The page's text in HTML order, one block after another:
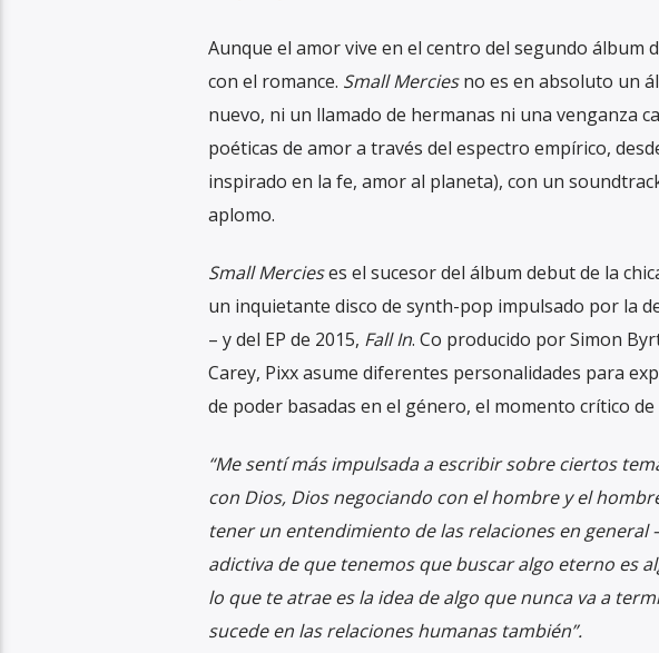
Aunque el amor vive en el centro del segundo álbum
con el romance. Small Merciesno es en absoluto un
nuevo, ni un llamado de hermanas ni una venganza
poéticas de amor a través del espectro empírico,
inspirado en la fe, amor al planeta), con un
aplomo.
Small Mercieses el sucesor del álbum debut de la
un inquietante disco de synth-pop impulsado por la
– y del EP de 2015, Fall In. Co producido por Simon
Carey, Pixx asume diferentes personalidades para
de poder basadas en el género, el momento crítico
“Me sentí más impulsada a escribir sobre ciertos
con Dios, Dios negociando con el hombre y el
tener un entendimiento de las relaciones en general
adictiva de que tenemos que buscar algo eterno es
lo que te atrae es la idea de algo que nunca va a
sucede en las relaciones humanas también”.